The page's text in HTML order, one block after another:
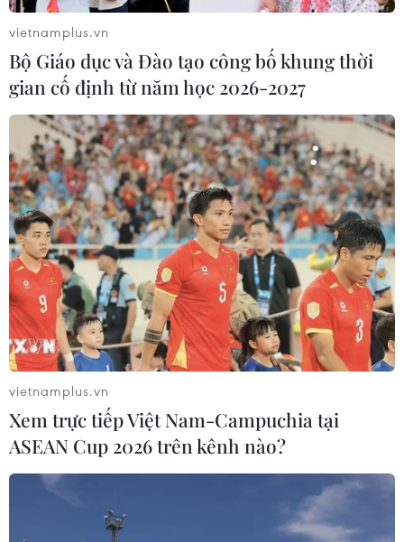
Áp dụng các biện pháp phòng chống
COVID-19 phù hợp với từng địa phương
26/02/2021 14:59
Bình Dương và Sóc Trắng nới lỏng việc hạn chế các
hoạt động thiết yếu liên quan đến người dân, doanh
nghiệp nhưng vẫn kiểm soát chặt và tiếp tục dừng các
hoạt động, sự kiện có tập trung đông người.
vietnamplus.vn
Bộ Giáo dục và Đào tạo công bố khung thời
gian cố định từ năm học 2026-2027
vietnamplus.vn
Xem trực tiếp Việt Nam-Campuchia tại
ASEAN Cup 2026 trên kênh nào?